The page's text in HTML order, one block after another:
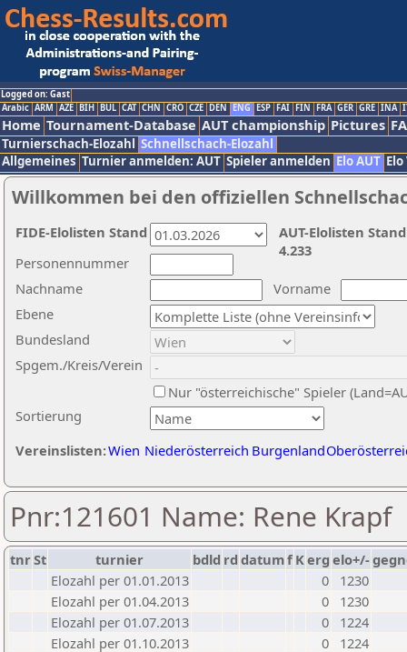
Logged on: Gast
Arabic ARM AZE BIH BUL CAT CHN CRO CZE DEN ENG ESP FAI FIN FRA GER GRE INA
Home Tournament-Database AUT championship Pictures
Turnierschach-Elozahl Schnellschach-Elozahl
Allgemeines Turnier anmelden: AUT Spieler anmelden Elo AUT
Willkommen bei den offiziellen
Nachname
Vorname
Ebene
Sortierung
Personennummer
Bundesland
Spgem./Kreis/Verein
Nur "österreichische" Spieler
Vereinslisten:Wien Niederösterreich Burgenland
AUT-Elolisten
4.233
FIDE-Elolisten Stand
Pnr:121601 Name: Rene Krapf
tnrSt turnier bdld rd datumf Kerg elo+/-
Elozahl per 01.01.2013
0
1230
Elozahl per 01.04.2013
0
1230
Elozahl per 01.07.2013
0
1224
Elozahl per 01.10.2013
0
1224